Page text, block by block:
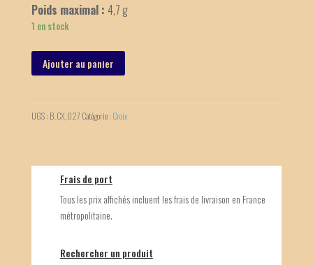
Poids maximal: 4,7 g
1 en stock
Ajouter au panier
UGS : B_CX_027 Catégorie : Croix
Frais de port
Tous les prix affichés incluent les frais de livraison en France
métropolitaine.
Rechercher un produit